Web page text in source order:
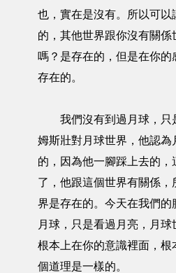
也，實在是沒有。所以可以
的，其他世界跟你沒有關係
嗎？是存在的，但是在你的
存在的。
我們沒有到過月球，只
姆斯壯對月球世界，他認為
的，因為他一腳踩上去的，
了，他跟這個世界有關係
界是存在的。今天在我們的
月球，只是看過月亮，月
根本上在你的意識裡面，根
個道理是一樣的。